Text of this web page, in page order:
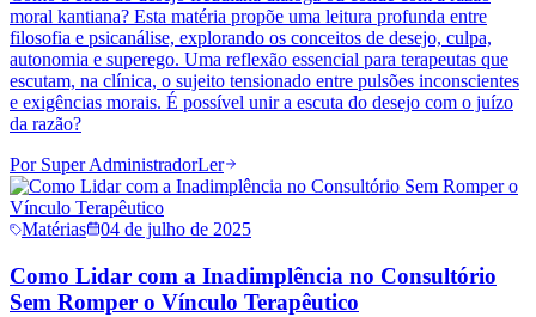
moral kantiana? Esta matéria propõe uma leitura profunda entre
filosofia e psicanálise, explorando os conceitos de desejo, culpa,
autonomia e superego. Uma reflexão essencial para terapeutas que
escutam, na clínica, o sujeito tensionado entre pulsões inconscientes
e exigências morais. É possível unir a escuta do desejo com o juízo
da razão?
Por Super AdministradorLer
Matérias 04 de julho de 2025
Como Lidar com a Inadimplência no Consultório
Sem Romper o Vínculo Terapêutico